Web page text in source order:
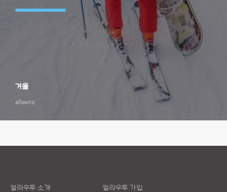
allowto
겨울
얼라우투 소개
얼라우투 가입